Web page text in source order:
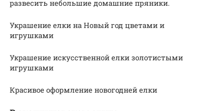
развесить небольшие домашние пряники.
Украшение елки на Новый год цветами и
игрушками
Украшение искусственной елки золотистыми
игрушками
Красивое оформление новогодней елки